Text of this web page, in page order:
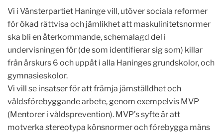
Vi i Vänsterpartiet Haninge vill, utöver sociala reformer
för ökad rättvisa och jämlikhet att maskulinitetsnormer
ska bli en återkommande, schemalagd del i
undervisningen för (de som identifierar sig som) killar
från årskurs 6 och uppåt i alla Haninges grundskolor, och
gymnasieskolor.
Vi vill se insatser för att främja jämställdhet och
våldsförebyggande arbete, genom exempelvis MVP
(Mentorer i våldsprevention). MVP’s syfte är att
motverka stereotypa könsnormer och förebygga mäns